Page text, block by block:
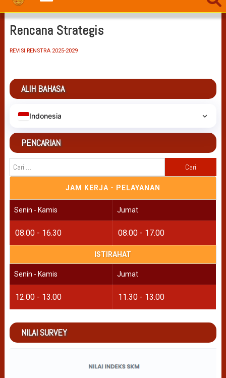
Rencana Strategis
REVISI RENSTRA 2025-2029
ALIH BAHASA
Indonesia
PENCARIAN
untuk:
JAM KERJA - PELAYANAN
Senin - Kamis Jumat
08.00 - 16.30 08.00 - 17.00
ISTIRAHAT
Senin - Kamis Jumat
12.00 - 13.00 11.30 - 13.00
NILAI SURVEY